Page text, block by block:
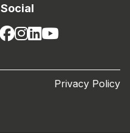
Social
Privacy Policy